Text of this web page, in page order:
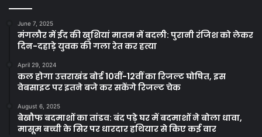
June 7, 2025
मंगलौर में ईद की खुशियां मातम में बदली: पुरानी रंजिश को लेकर
दिन-दहाड़े युवक की गला रेत कर हत्या
April 29, 2024
कल होगा उत्तराखंड बोर्ड 10वीं-12वीं का रिजल्ट घोषित, इस
वेबसाइट पर इतने बजे कर सकेंगे रिजल्ट चेक
August 6, 2025
बेखौफ बदमाशों का तांडव: बंद पड़े घर में बदमाशों ने बोला धावा,
मासूम बच्ची के सिर पर धारदार हथियार से किए कई वार